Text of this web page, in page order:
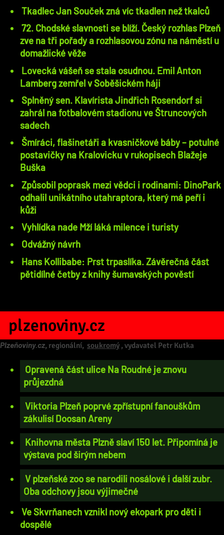
Tkadlec Jan Souček zná víc tkadlen než tkalců
72. Chodské slavnosti se blíží. Český rozhlas Plzeň
zve na tři pořady a rozhlasovou zónu na náměstí u
domažlické věže
Lovecká vášeň se stala osudnou. Emil Anton
Lamberg zemřel v Soběšickém háji
Splněný sen. Klavírista Jindřich Rosendorf si
zahrál na fotbalovém stadionu ve Štruncových
sadech
Šmíráci, flašinetáři a kvasničkové báby – potulné
postavičky na Kralovicku v rukopisech Blažeje
Buška
Způsobil poprask mezi vědci i rodinami: DinoPark
odhalil unikátního utahraptora, který má peří i
kůži
Vyhlídka nade Mží láká milence i turisty
Odvážný návrh
Hans Kollibabe: Prst trpaslíka. Závěrečná část
pětidílné četby z knihy šumavských pověstí
plzenoviny.cz
Plzeňoviny.cz, regionální, soukromý , vydavatel Petr Kutka
Opravená část ulice Na Roudné je znovu
průjezdná
Viktoria Plzeň poprvé zpřístupní fanouškům
zákulisí Doosan Areny
Knihovna města Plzně slaví 150 let. Připomíná je
výstava pod širým nebem
V plzeňské zoo se narodili nosálové i další zubr.
Oba odchovy jsou výjimečné
Ve Skvrňanech vznikl nový ekopark pro děti i
dospělé